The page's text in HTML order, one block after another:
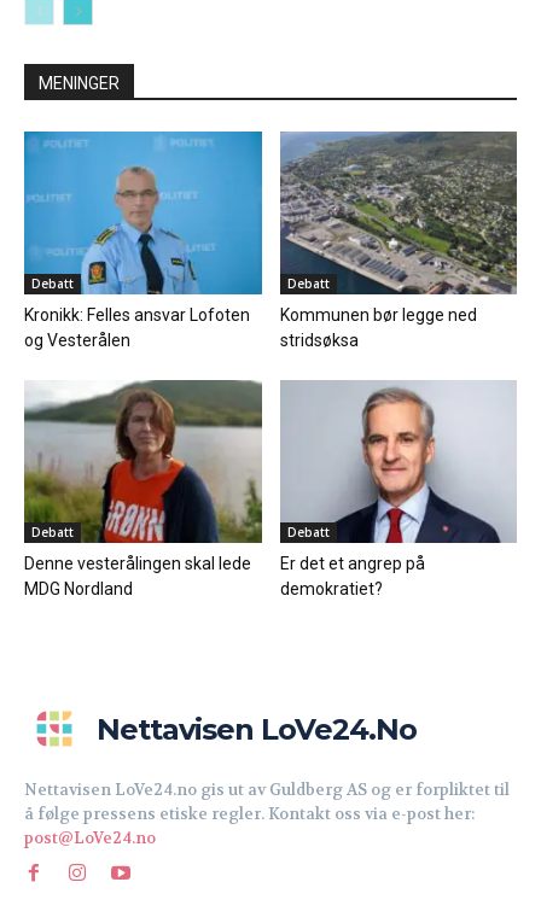
MENINGER
Debatt
Kronikk: Felles ansvar Lofoten
og Vesterålen
Debatt
Kommunen bør legge ned
stridsøksa
Debatt
Denne vesterålingen skal lede
MDG Nordland
Debatt
Er det et angrep på
demokratiet?
Nettavisen LoVe24.no
Nettavisen LoVe24.no gis ut av Guldberg AS og er forpliktet til
å følge pressens etiske regler. Kontakt oss via e-post her:
post@LoVe24.no